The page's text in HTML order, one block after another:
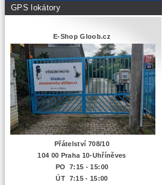
GPS lokátory
E-Shop Gloob.cz
Přátelství 708/10
104 00 Praha 10-Uhříněves
PO 7:15 - 15:00
ÚT 7:15 - 15:00